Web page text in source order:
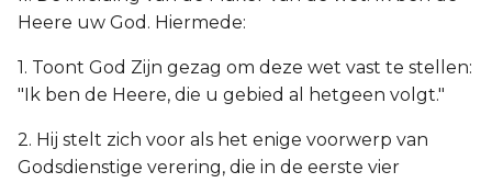
Heere uw God. Hiermede:
1. Toont God Zijn gezag om deze wet vast te stellen:
"Ik ben de Heere, die u gebied al hetgeen volgt."
2. Hij stelt zich voor als het enige voorwerp van
Godsdienstige verering, die in de eerste vier